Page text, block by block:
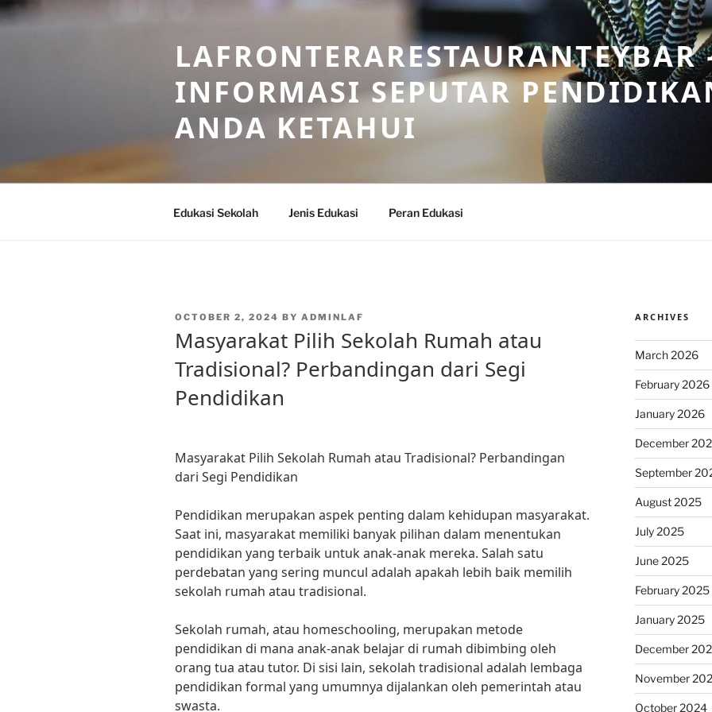
Skip
to
LAFRONTERARESTAURANTEYBAR
INFORMASI SEPUTAR
ANDA KETAHUI
Edukasi Sekolah Jenis Edukasi Peran Edukasi
POSTED
OCTOBER 2, 2024 BY ADMINLAF
Masyarakat Pilih Sekolah Rumah atau
Tradisional? Perbandingan dari Segi
Pendidikan
Masyarakat Pilih Sekolah Rumah atau Tradisional? Perbandingan
dari Segi Pendidikan
Pendidikan merupakan aspek penting dalam kehidupan masyarakat.
Saat ini, masyarakat memiliki banyak pilihan dalam menentukan
pendidikan yang terbaik untuk anak-anak mereka. Salah satu
perdebatan yang sering muncul adalah apakah lebih baik memilih
sekolah rumah atau tradisional.
Sekolah rumah, atau homeschooling, merupakan metode
pendidikan di mana anak-anak belajar di rumah dibimbing oleh
orang tua atau tutor. Di sisi lain, sekolah tradisional adalah lembaga
pendidikan formal yang umumnya dijalankan oleh pemerintah atau
swasta.
ARCHIVES
March 2026
February 2026
January 2026
December
September
August 2025
July 2025
June 2025
February 2025
January 2025
December
November
October 2024